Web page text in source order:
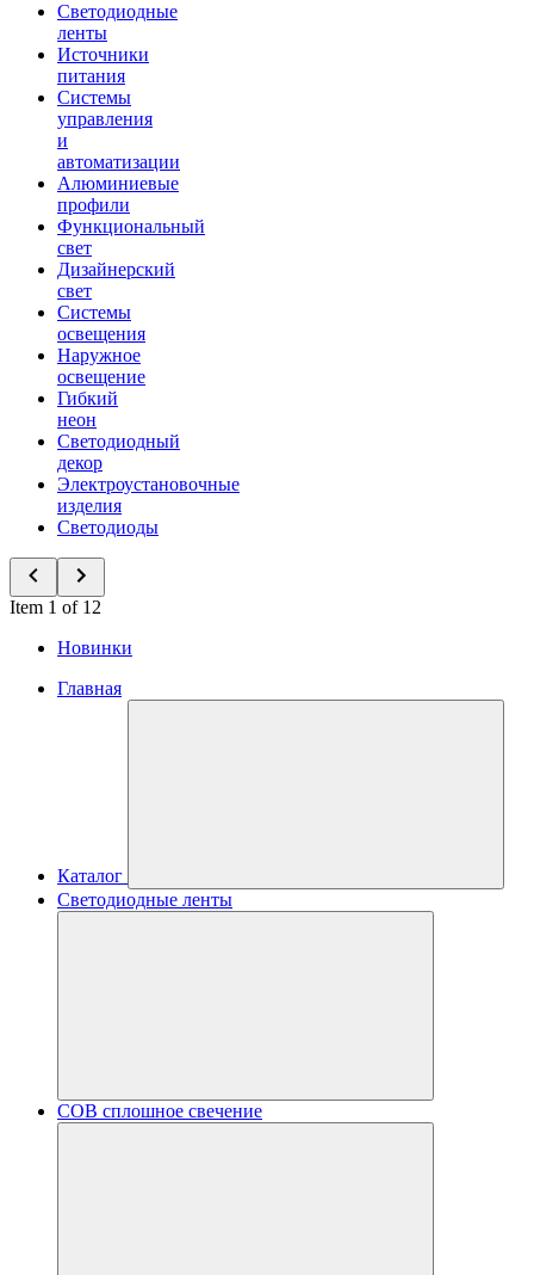
Светодиодные
ленты
Источники
питания
Системы
управления
и
автоматизации
Алюминиевые
профили
Функциональный
свет
Дизайнерский
свет
Системы
освещения
Наружное
освещение
Гибкий
неон
Светодиодный
декор
Электроустановочные
изделия
Светодиоды
Item 1 of 12
Новинки
Главная
Каталог
Светодиодные ленты
COB сплошное свечение